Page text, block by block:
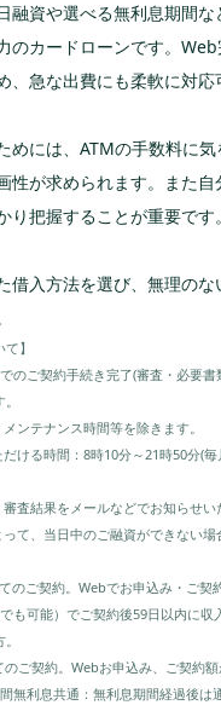
融資や選べる無利息期間な
のカードローンです。
、急な出費にも柔軟に対応
めには、ATMの手数料に
性が求められます。また
り把握することが重要です。
借入方法を選び、無理の
】
のご契約手続き完了(審査・必要書
ンテナンス時間等を除きます。
ける時間：8時10分～21時50分(
査結果をメールなどでお知らせい
て、当日中のご融資ができない場
のご契約。Webでお申込み・ご契
も可能）でご契約後59日以内に収
ご契約。Webお申込み、ご契約額
無利息共通：無利息期間経過後は